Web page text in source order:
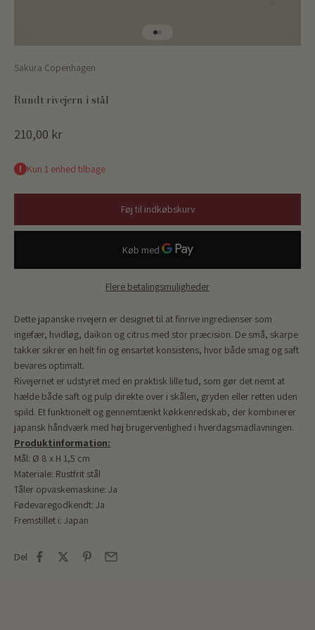
Sakura Copenhagen
Rundt rivejern i stål
Salgspris
210,00 kr
Kun 1 enhed tilbage
Føj til indkøbskurv
Flere betalingsmuligheder
Dette japanske rivejern er designet til at finrive ingredienser som
ingefær, hvidløg, daikon og citrus med stor præcision. De små, skarpe
takker sikrer en helt fin og ensartet konsistens, hvor både smag og saft
bevares optimalt.
Rivejernet er udstyret med en praktisk lille tud, som gør det nemt at
hælde både saft og pulp direkte over i skålen, gryden eller retten uden
spild. Et funktionelt og gennemtænkt køkkenredskab, der kombinerer
japansk håndværk med høj brugervenlighed i hverdagsmadlavningen.
Produktinformation:
Mål: Ø 8 x H 1,5 cm
Materiale: Rustfrit stål
Tåler opvaskemaskine: Ja
Fødevaregodkendt: Ja
Fremstillet i: Japan
Del